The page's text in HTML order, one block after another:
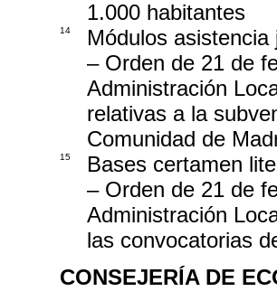
1.000 habitantes
14
Módulos
– Orden de 21 de
Administración
relativas a la
Comunidad de
15
Bases certamen
– Orden de 21 de
Administración
las convocatorias
CONSEJERÍA DE